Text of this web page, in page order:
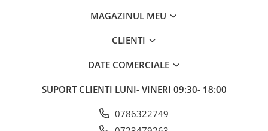
Angrenaje bicicleta
Foi angrenaj
MAGAZINUL MEU
CLIENTI
DATE COMERCIALE
SUPORT CLIENTI LUNI- VINERI 09:30- 18:00
0786322749